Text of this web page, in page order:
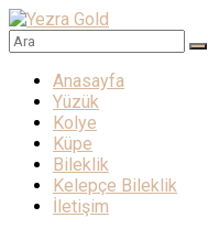
Skip
to
content
Gold
Altının
Muhteşem
Işıltısı
Menü
Anasayfa
Yüzük
Kolye
Küpe
Bileklik
Kelepçe Bileklik
İletişim